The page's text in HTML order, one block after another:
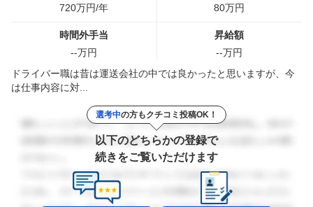
720万円/年
80万円
時間外手当
--万円
昇給額
--万円
ドライバー職は昔は運送会社の中では良かったと思いますが、今
は仕事内容に対...
選考中の方もクチコミ投稿OK！
以下のどちらかの登録で
続きをご覧いただけます